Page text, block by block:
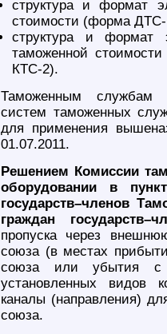
структура и формат
стоимости (форма
структура и формат
таможенной
КТС-2).
Таможенным службам
систем таможенных
для применения
01.07.2011.
Решением Комиссии
оборудовании в
государств–членов
граждан
пропуска через
союза (в местах
союза или убытия с
установленных видов
каналы (направления)
союза.